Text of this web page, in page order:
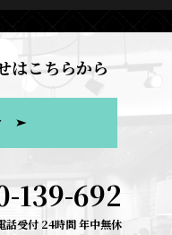
はこちらから
139-692
話受付 24時間 年中無休